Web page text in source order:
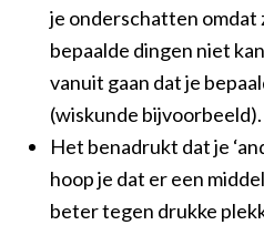
je onderschatten omdat
bepaalde dingen niet
vanuit gaan dat je
(wiskunde bijvoorbeeld).
Het benadrukt dat je
hoop je dat er een
beter tegen drukke